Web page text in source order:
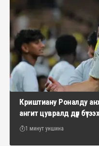
Криштиану Роналду
ангит цувралд дүр
1 минут уншина